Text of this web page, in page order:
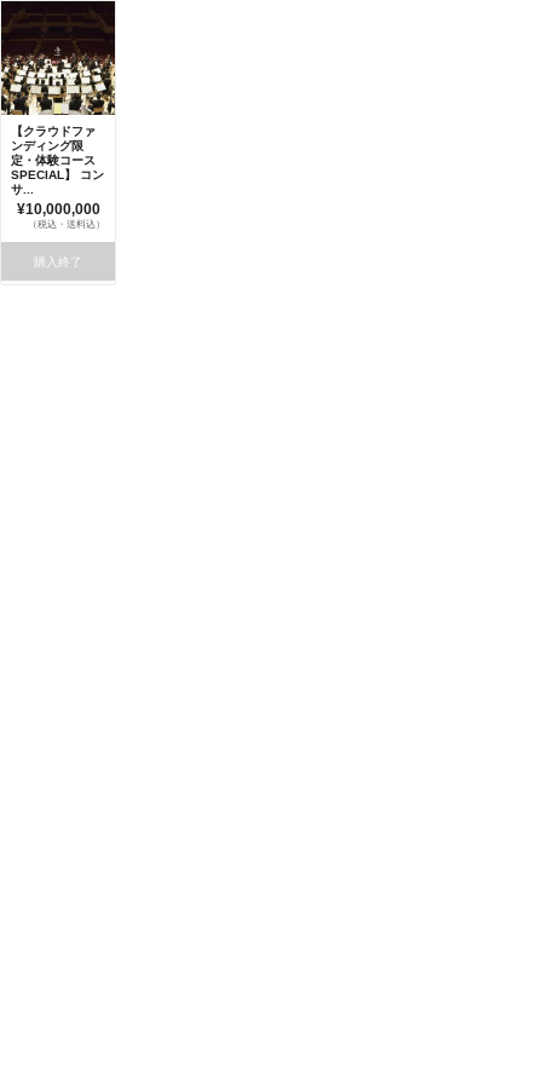
【クラウドファ
ンディング限
定・体験コース
SPECIAL】 コン
サ...
¥10,000,000
（税込・送料込）
購入終了